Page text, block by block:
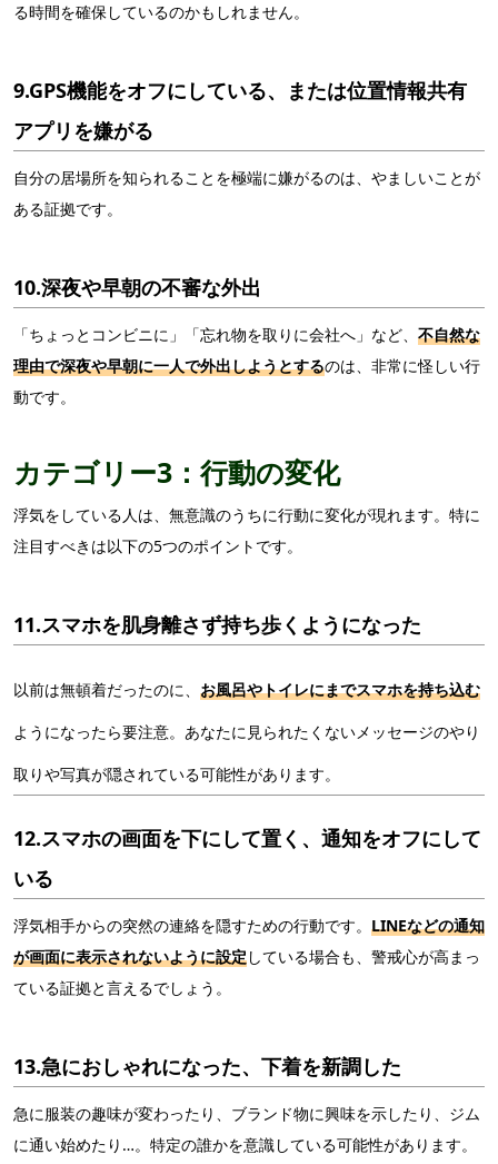
る時間を確保しているのかもしれません。
9.GPS機能をオフにしている、または位置情報共有
アプリを嫌がる
自分の居場所を知られることを極端に嫌がるのは、やましいことが
ある証拠です。
10.深夜や早朝の不審な外出
「ちょっとコンビニに」「忘れ物を取りに会社へ」など、 不自然な
理由で深夜や早朝に一人で外出しようとするのは、非常に怪しい行
動です。
カテゴリー3：行動の変化
浮気をしている人は、無意識のうちに行動に変化が現れます。特に
注目すべきは以下の5つのポイントです。
11.スマホを肌身離さず持ち歩くようになった
以前は無頓着だったのに、 お風呂やトイレにまでスマホを持ち込む
ようになったら要注意。あなたに見られたくないメッセージのやり
取りや写真が隠されている可能性があります。
12.スマホの画面を下にして置く、通知をオフにして
いる
浮気相手からの突然の連絡を隠すための行動です。 LINEなどの通知
が画面に表示されないように設定している場合も、警戒心が高まっ
ている証拠と言えるでしょう。
13.急におしゃれになった、下着を新調した
急に服装の趣味が変わったり、ブランド物に興味を示したり、ジム
に通い始めたり…。特定の誰かを意識している可能性があります。